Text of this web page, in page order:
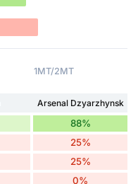
1MT/2MT
Arsenal Dzyarzhynsk
88%
25%
25%
0%